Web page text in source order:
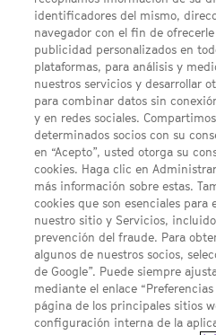
Síguenos
FACEBOOK
TWITTER
ENLACES DE INTERÉS
Acerca de SYFY
Condiciones Generales de Uso
Opciones de Anuncios
Política de privacidad
UNA DIVISIÓN DE
identificadores del mismo,
navegador con el fin de
publicidad personalizados en
plataformas, para análisis y
nuestros servicios y desarrollar
para combinar datos sin
y en redes sociales.
determinados socios con su
en “Acepto”, usted otorga su
cookies. Haga clic en
más información sobre estas.
cookies que son esenciales
nuestro sitio y Servicios,
prevención del fraude. Para
algunos de nuestros socios,
de Google”. Puede siempre
mediante el enlace
página de los principales sitios
configuración interna de la